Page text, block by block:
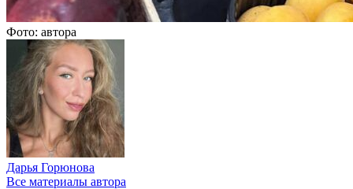
Фото: автора
Дарья Горюнова
Все материалы автора